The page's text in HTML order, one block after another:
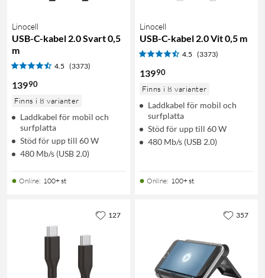
Linocell
USB-C-kabel 2.0 Svart 0,5
m
4.5 (3373)
13990
Finns i 8 varianter
Laddkabel för mobil och
surfplatta
Stöd för upp till 60 W
480 Mb/s (USB 2.0)
Online: 100+ st
Linocell
USB-C-kabel 2.0 Vit 0,5 m
4.5 (3373)
13990
Finns i 8 varianter
Laddkabel för mobil och
surfplatta
Stöd för upp till 60 W
480 Mb/s (USB 2.0)
Online: 100+ st
127 357